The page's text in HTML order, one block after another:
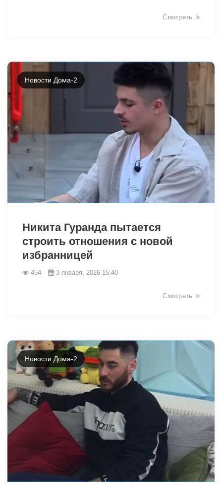
Смотреть
Новости Дома-2
Никита Гуранда пытается
строить отношения с новой
избранницей
454 3 января, 2026 15:40
Смотреть
Новости Дома-2